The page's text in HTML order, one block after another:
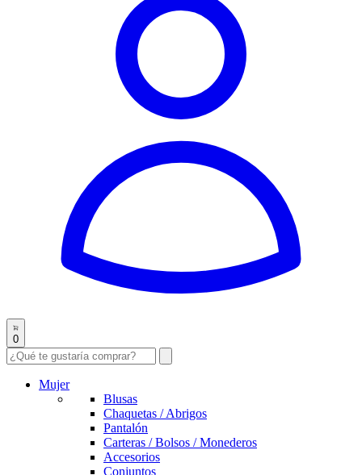
0
Mujer
Blusas
Chaquetas / Abrigos
Pantalón
Carteras / Bolsos / Monederos
Accesorios
Conjuntos